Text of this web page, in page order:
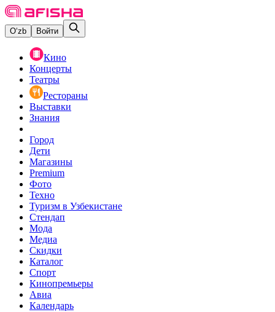
O‘zb Войти
Кино
Концерты
Театры
Рестораны
Выставки
Знания
Город
Дети
Магазины
Premium
Фото
Техно
Туризм в Узбекистане
Стендап
Мода
Медиа
Скидки
Каталог
Спорт
Кинопремьеры
Авиа
Календарь